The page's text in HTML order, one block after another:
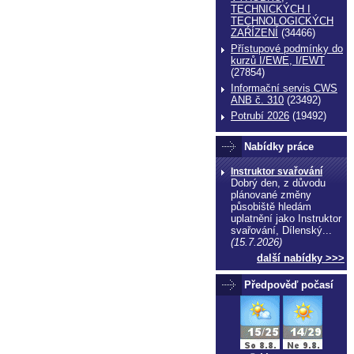
TECHNICKÝCH I
TECHNOLOGICKÝCH
ZAŔÍZENÍ (34466)
Přístupové podmínky do
kurzů I/EWE, I/EWT
(27854)
Informační servis CWS
ANB č. 310 (23492)
Potrubí 2026 (19492)
Nabídky práce
Instruktor svařování
Dobrý den, z důvodu
plánované změny
působiště hledám
uplatnění jako Instruktor
svařování, Dílenský...
(15.7.2026)
další nabídky >>>
Předpověď počasí